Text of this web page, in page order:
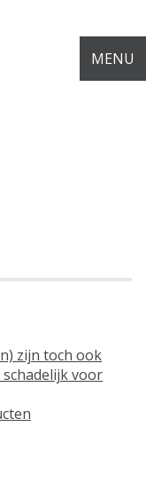
MENU
zijn toch ook
voor